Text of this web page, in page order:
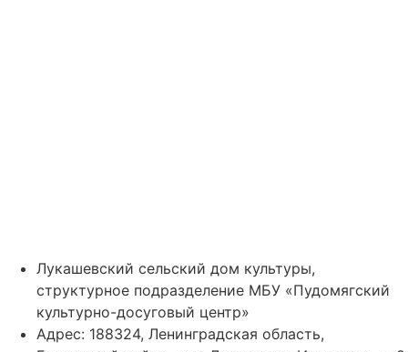
Лукашевский сельский дом культуры,
структурное подразделение МБУ «Пудомягский
культурно-досуговый центр»
Адрес: 188324, Ленинградская область,